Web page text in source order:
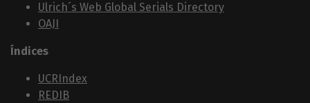
Ulrich´s Web Global Serials Directory
OAJI
Índices
UCRIndex
REDIB